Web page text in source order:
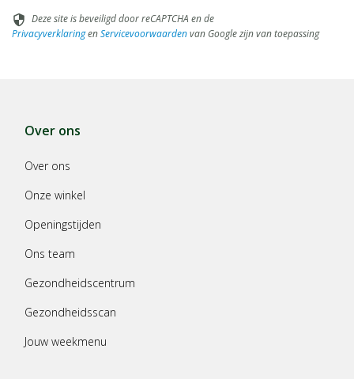
security Deze site is beveiligd door reCAPTCHA en de
PrivacyverklaringenServicevoorwaardenvan Google zijn van toepassing
Over ons
Over ons
Onze winkel
Openingstijden
Ons team
Gezondheidscentrum
Gezondheidsscan
Jouw weekmenu